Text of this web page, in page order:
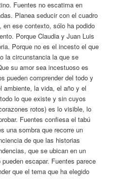
Fuentes no escatima en
Planea seducir con el cuadro
en ese contexto, sólo ha podido
Porque Claudia y Juan Luis
Porque no es el incesto el que
la circunstancia la que se
su amor sea incestuoso es
pueden comprender del todo y
ambiente, la vida, el año y el
lo que existe y sin cuyos
rotos) es lo visible, lo
Fuentes confiesa el tabú
una sombra que recorre un
de que las historias
que se ubican en un
escapar. Fuentes parece
que el tema que ha elegido